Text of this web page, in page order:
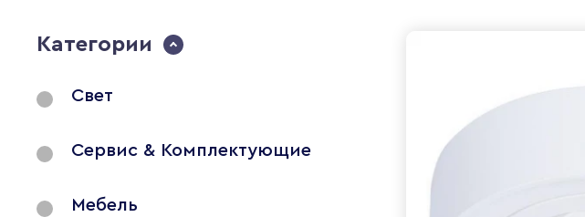
Категории
Свет
Сервис & Комплектующие
Мебель